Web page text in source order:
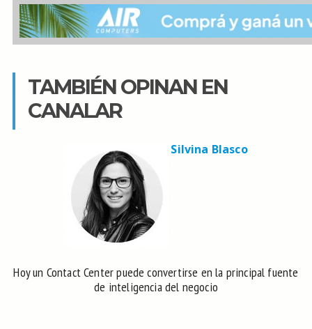
TAMBIÉN OPINAN EN
CANALAR
Silvina Blasco
Hoy un Contact Center puede convertirse en la principal fuente
de inteligencia del negocio